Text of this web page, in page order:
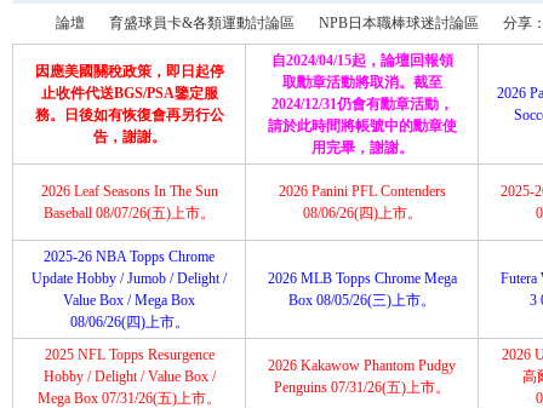
»
論壇
›
育盛球員卡&各類運動討論區
›
NPB日本職棒球迷討論區 分享
因應美國關稅政策，即日起停
止收件代送BGS/PSA鑒定服
務。日後如有恢復會再另行公
告，謝謝。
自2024/04/15起，論壇回報領
取勳章活動將取消。截至
2024/12/31仍會有勳章活動，
請於此時間將帳號中的勳章使
用完畢，謝謝。
2026
2026 Leaf Seasons In The Sun
Baseball 08/07/26(五)上市。
2026 Panini PFL Contenders
08/06/26(四)上市。
2025-
2025-26 NBA Topps Chrome
Update Hobby / Jumob / Delight /
Value Box / Mega Box
08/06/26(四)上市。
2026 MLB Topps Chrome Mega
Box 08/05/26(三)上市。
Futera
3
2025 NFL Topps Resurgence
Hobby / Delight / Value Box /
Mega Box 07/31/26(五)上市。
2026 Kakawow Phantom Pudgy
Penguins 07/31/26(五)上市。
2026
高